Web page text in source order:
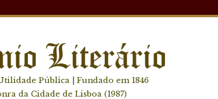
Pública | Fundado em 1846
da Cidade de Lisboa (1987)